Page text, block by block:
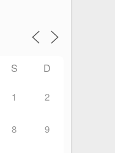
S D
1 2
8 9